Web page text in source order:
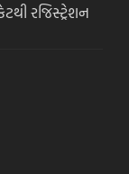
રજિસ્ટ્રેશન